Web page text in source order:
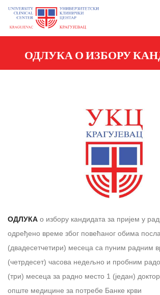
ОДЛУКА О ИЗБОРУ
ОДЛУКА о избору кандидата за пријем у
одређено време због повећаног обима
(двадесетчетири) месеца са пуним радним
(четрдесет) часова недељно и пробним
(три) месеца за радно место 1 (један)
опште медицине за потребе Банке крви